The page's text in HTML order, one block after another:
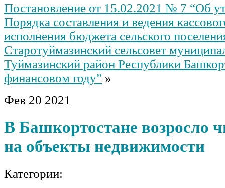
Постановление от 15.02.2021 № 7 “Об
Порядка составления и ведения
исполнения бюджета сельского
Старотуймазинский сельсовет
Туймазинский район Республики
финансовом году” »
Фев 20 2021
В Башкортостане возросло
на объекты недвижимости
Категории: